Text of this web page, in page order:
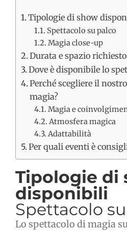
Tipologie di show
Spettacolo su palco
Magia close-up
Durata e spazio
Dove è disponibile lo
Perché scegliere il
magia?
Magia e
Atmosfera magica
Adattabilità
Per quali eventi è
Tipologie di
disponibili
Spettacolo
Lo spettacolo di magia